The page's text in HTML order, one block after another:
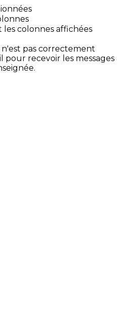
colonnes affichées
pas correctement
pour recevoir les messages